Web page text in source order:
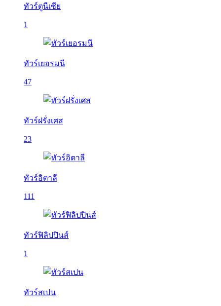
ทัวร์ตูนีเซีย
1
ทัวร์เยอรมนี
47
ทัวร์ฝรั่งเศส
23
ทัวร์อิตาลี
111
ทัวร์ฟิลิปปินส์
1
ทัวร์สเปน